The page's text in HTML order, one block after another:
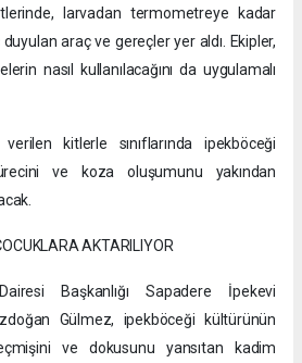
larvadan termometreye kadar
araç ve gereçler yer aldı. Ekipler,
nasıl kullanılacağını da uygulamalı
kitlerle sınıflarında ipekböceği
ve koza oluşumunu yakından
AKTARILIYOR
Başkanlığı Sapadere İpekevi
Gülmez, ipekböceği kültürünün
ve dokusunu yansıtan kadim